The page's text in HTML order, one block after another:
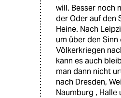
will. Besser noch
der Oder auf den
Heine. Nach
um über den
Völkerkriegen
kann es auch
man dann nicht
nach Dresden,
Naumburg , Halle